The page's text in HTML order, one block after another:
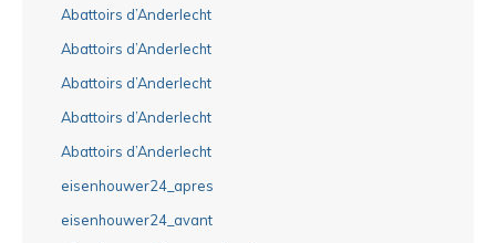
Abattoirs d’Anderlecht
Abattoirs d’Anderlecht
Abattoirs d’Anderlecht
Abattoirs d’Anderlecht
Abattoirs d’Anderlecht
eisenhouwer24_apres
eisenhouwer24_avant